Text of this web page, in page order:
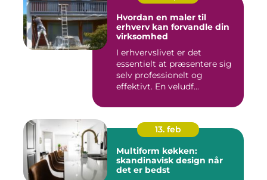
Hvordan en maler til
erhverv kan forvandle din
virksomhed
I erhvervslivet er det
essentielt at præsentere sig
selv professionelt og
effektivt. En veludf...
13. feb
Multiform køkken:
skandinavisk design når
det er bedst